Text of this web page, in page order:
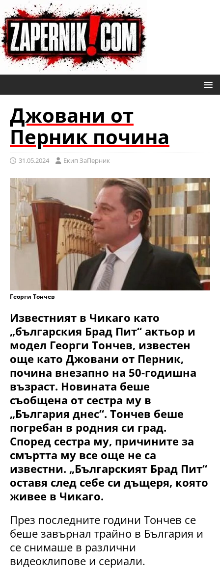
Джовани от
Перник почина
31.05.2024 Eкип ЗаПерник
Георги Тончев
Известният в Чикаго като
„българския Брад Пит“ актьор и
модел Георги Тончев, известен
още като Джовани от Перник,
почина внезапно на 50-годишна
възраст. Новината беше
съобщена от сестра му в
„България днес“. Тончев беше
погребан в родния си град.
Според сестра му, причините за
смъртта му все още не са
известни. „Българският Брад Пит“
оставя след себе си дъщеря, която
живее в Чикаго.
През последните години Тончев се
беше завърнал трайно в България и
се снимаше в различни
видеоклипове и сериали.